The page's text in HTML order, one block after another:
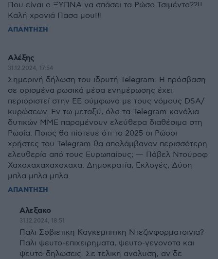
Που είναι ο ΞΎΠΝΑ να σπάσει τα Ρώσο Τσιμέντα??!!
Καλή χρονιά Πασα μου!!!
ΑΠΑΝΤΗΣΗ
Αλέξης
31.12.2024, 17:54
Σημερινή δήλωση του ιδρυτή Telegram. Η πρόσβαση
σε ορισμένα ρωσικά μέσα ενημέρωσης έχει
περιοριστεί στην ΕΕ σύμφωνα με τους νόμους DSA/
κυρώσεων. Εν τω μεταξύ, όλα τα Telegram κανάλια
δυτικών ΜΜΕ παραμένουν ελεύθερα διαθέσιμα στη
Ρωσία. Ποιος θα πίστευε ότι το 2025 οι Ρώσοι
χρήστες του Telegram θα απολάμβαναν περισσότερη
ελευθερία από τους Ευρωπαίους; — Πάβελ Ντούροφ
Χαχαχαχαχαχαχαχα. Δημοκρατία, Εκλογές, Δύση
μπλα μπλα μπλα.
ΑΠΑΝΤΗΣΗ
Αλεξακο
31.12.2024, 18:51
Παλι Σοβιετικη Καγκεμπιτικη Ντεζινφορματσιγια?
Παλι ψευτο-επιχειρηματα, ψευτο-γεγονοτα και
ψευτο-δηλωσεις. Σε τελικη αναλυση, αν δε